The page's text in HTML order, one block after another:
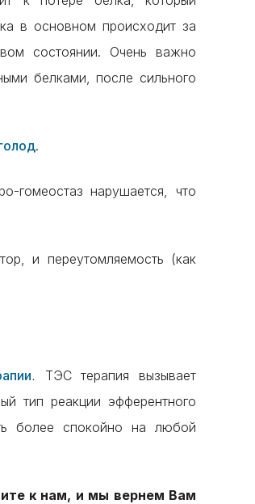
в основном происходит за
состоянии. Очень важно
белками, после сильного
.
гомеостаз нарушается, что
и переутомляемость (как
. ТЭС терапия вызывает
тип реакции эфферентного
более спокойно на любой
к нам, и мы вернем Вам